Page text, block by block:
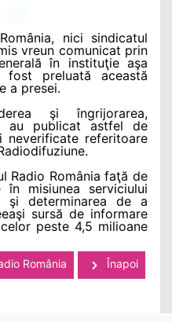
nici sindicatul
vreun comunicat prin
în instituţie aşa
preluată această
a presei.
şi îngrijorarea,
au publicat astfel de
neverificate referitoare
Radio România faţă de
misiunea serviciului
şi determinarea de a
sursă de informare
peste 4,5 milioane
România Înapoi